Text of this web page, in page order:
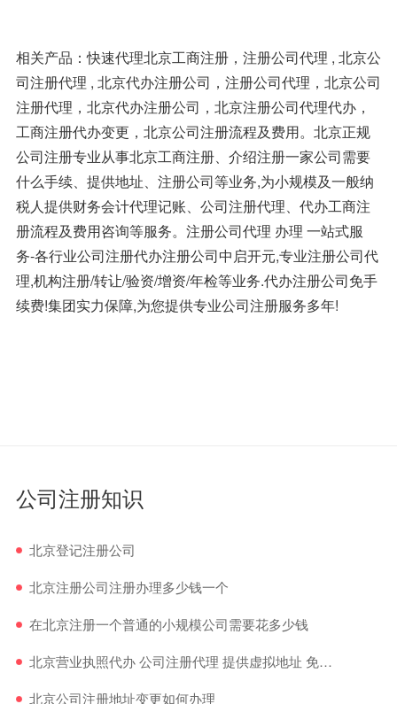
相关产品：快速代理北京工商注册，注册公司代理 , 北京公
司注册代理 , 北京代办注册公司，注册公司代理，北京公司
注册代理，北京代办注册公司，北京注册公司代理代办，
工商注册代办变更，北京公司注册流程及费用。北京正规
公司注册专业从事北京工商注册、介绍注册一家公司需要
什么手续、提供地址、注册公司等业务,为小规模及一般纳
税人提供财务会计代理记账、公司注册代理、代办工商注
册流程及费用咨询等服务。注册公司代理 办理 一站式服
务-各行业公司注册代办注册公司中启开元,专业注册公司代
理,机构注册/转让/验资/增资/年检等业务.代办注册公司免手
续费!集团实力保障,为您提供专业公司注册服务多年!
公司注册知识
北京登记注册公司
北京注册公司注册办理多少钱一个
在北京注册一个普通的小规模公司需要花多少钱
北京营业执照代办 公司注册代理 提供虚拟地址 免费配合核查
北京公司注册地址变更如何办理